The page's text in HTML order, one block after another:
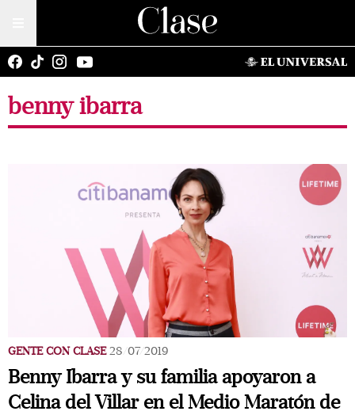
benny ibarra
GENTE CON CLASE 28/07/2019
Benny Ibarra y su familia apoyaron a
Celina del Villar en el Medio Maratón de